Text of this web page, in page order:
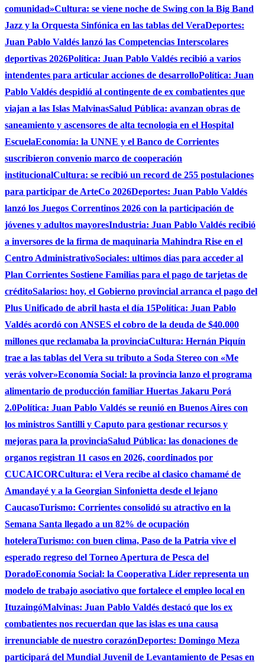
comunidad»Cultura: se viene noche de Swing con la Big Band
Jazz y la Orquesta Sinfónica en las tablas del VeraDeportes:
Juan Pablo Valdés lanzó las Competencias Interscolares
deportivas 2026Política: Juan Pablo Valdés recibió a varios
intendentes para articular acciones de desarrolloPolítica: Juan
Pablo Valdés despidió al contingente de ex combatientes que
viajan a las Islas MalvinasSalud Pública: avanzan obras de
saneamiento y ascensores de alta tecnologia en el Hospital
EscuelaEconomía: la UNNE y el Banco de Corrientes
suscribieron convenio marco de cooperación
institucionalCultura: se recibió un record de 255 postulaciones
para participar de ArteCo 2026Deportes: Juan Pablo Valdés
lanzó los Juegos Correntinos 2026 con la participación de
jóvenes y adultos mayoresIndustria: Juan Pablo Valdés recibió
a inversores de la firma de maquinaria Mahindra Rise en el
Centro AdministrativoSociales: ultimos dias para acceder al
Plan Corrientes Sostiene Familias para el pago de tarjetas de
créditoSalarios: hoy, el Gobierno provincial arranca el pago del
Plus Unificado de abril hasta el día 15Política: Juan Pablo
Valdés acordó con ANSES el cobro de la deuda de $40.000
millones que reclamaba la provinciaCultura: Hernán Piquín
trae a las tablas del Vera su tributo a Soda Stereo con «Me
verás volver»Economía Social: la provincia lanzo el programa
alimentario de producción familiar Huertas Jakaru Porá
2.0Política: Juan Pablo Valdés se reunió en Buenos Aires con
los ministros Santilli y Caputo para gestionar recursos y
mejoras para la provinciaSalud Pública: las donaciones de
organos registran 11 casos en 2026, coordinados por
CUCAICORCultura: el Vera recibe al clasico chamamé de
Amandayé y a la Georgian Sinfonietta desde el lejano
CaucasoTurismo: Corrientes consolidó su atractivo en la
Semana Santa llegado a un 82% de ocupación
hoteleraTurismo: con buen clima, Paso de la Patria vive el
esperado regreso del Torneo Apertura de Pesca del
DoradoEconomía Social: la Cooperativa Líder representa un
modelo de trabajo asociativo que fortalece el empleo local en
ItuzaingóMalvinas: Juan Pablo Valdés destacó que los ex
combatientes nos recuerdan que las islas es una causa
irrenunciable de nuestro corazónDeportes: Domingo Meza
participará del Mundial Juvenil de Levantamiento de Pesas en